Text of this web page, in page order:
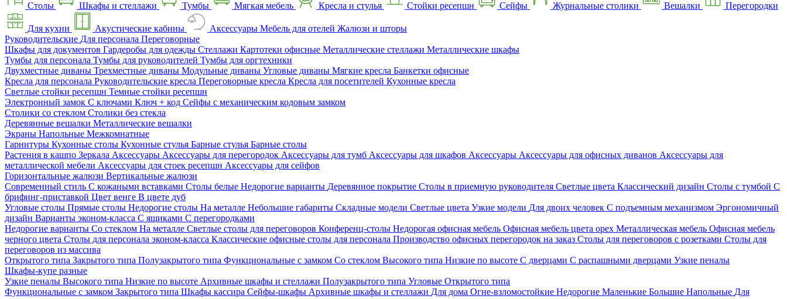
Столы Шкафы и стеллажи Тумбы Мягкая мебель Кресла и стулья Стойки ресепшн Сейфы Журнальные столики Вешалки Перегородки
Для кухни Акустические кабины Аксессуары Мебель для отелей Жалюзи и шторы
Руководительские Для персонала Переговорные
Шкафы для документов Гардеробы для одежды Стеллажи Картотеки офисные Металлические стеллажи Металлические шкафы
Тумбы для персонала Тумбы для руководителей Тумбы для оргтехники
Двухместные диваны Трехместные диваны Модульные диваны Угловые диваны Мягкие кресла Банкетки офисные
Кресла для персонала Руководительские кресла Переговорные кресла Кресла для посетителей Кухонные кресла
Светлые стойки ресепшн Темные стойки ресепшн
Электронный замок С ключами Ключ + код Сейфы с механическим кодовым замком
Столики со стеклом Столики без стекла
Деревянные вешалки Металлические вешалки
Экраны Напольные Межкомнатные
Гарнитуры Кухонные столы Кухонные стулья Барные стулья Барные столы
Растения в кашпо Зеркала Аксессуары Аксессуары для перегородок Аксессуары для тумб Аксессуары для шкафов Аксессуары Аксессуары для офисных диванов Аксессуары для
металлической мебели Аксессуары для стоек ресепшн Аксессуары для сейфов
Горизонтальные жалюзи Вертикальные жалюзи
Современный стиль С кожаными вставками Столы белые Недорогие варианты Деревянное покрытие Столы в приемную руководителя Светлые цвета Классический дизайн Столы с тумбой С
брифинг-приставкой Цвет венге В цвете дуб
Угловые столы Прямые столы Недорогие столы На металле Небольшие габариты Складные модели Светлые цвета Узкие модели Для двоих человек С подъемным механизмом Эргономичный
дизайн Варианты эконом-класса С ящиками С перегородками
Недорогие варианты Со стеклом На металле Светлые столы для переговоров Конференц-столы Недорогая офисная мебель Офисная мебель цвета орех Металлическая мебель Офисная мебель
черного цвета Столы для персонала эконом-класса Классические офисные столы для персонала Производство офисных перегородок на заказ Столы для переговоров с розетками Столы для
переговоров из массива
Открытого типа Закрытого типа Полузакрытого типа Функциональные с замком Со стеклом Высокого типа Низкие по высоте С дверцами С распашными дверцами Узкие пеналы
Шкафы-купе разные
Узкие пеналы Высокого типа Низкие по высоте Архивные шкафы и стеллажи Полузакрытого типа Угловые Открытого типа
Функциональные с замком Закрытого типа Шкафы кассира Сейфы-шкафы Архивные шкафы и стеллажи Для дома Огне-взломостойкие Недорогие Маленькие Большие Напольные Для